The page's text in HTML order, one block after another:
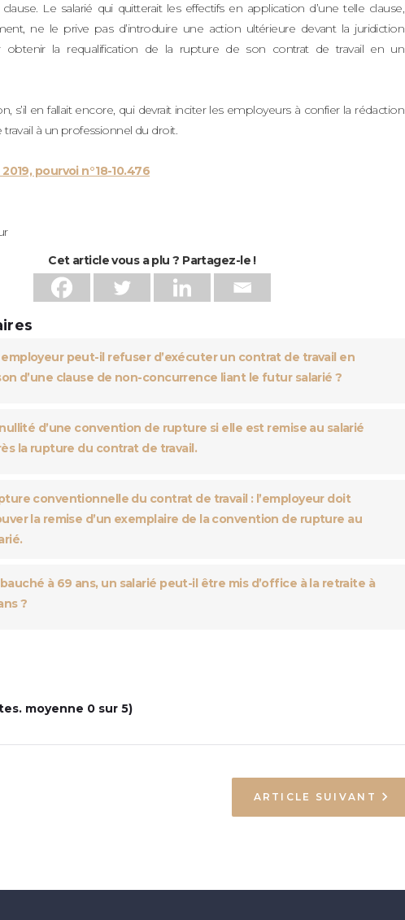
Le salarié qui quitterait les effectifs en application d’une telle clause,
ne le prive pas d’introduire une action ultérieure devant la juridiction
obtenir la requalification de la rupture de son contrat de travail en un
s’il en fallait encore, qui devrait inciter les employeurs à confier la rédaction
travail à un professionnel du droit.
2019, pourvoi n°18-10.476
Cet article vous a plu ? Partagez-le !
employeur peut-il refuser d’exécuter un contrat de travail en
d’une clause de non-concurrence liant le futur salarié ?
d’une convention de rupture si elle est remise au salarié
la rupture du contrat de travail.
conventionnelle du contrat de travail : l’employeur doit
la remise d’un exemplaire de la convention de rupture au
à 69 ans, un salarié peut-il être mis d’office à la retraite à
?
. moyenne 0sur 5)
ARTICLE SUIVANT